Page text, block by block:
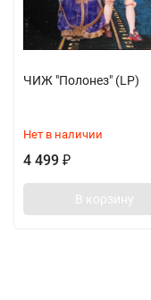
ЧИЖ "Полонез" (LP)
Нет в наличии
4 499 ₽
В корзину